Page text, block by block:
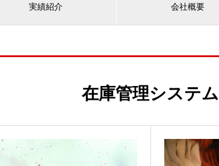
実績紹介 会社概要
在庫管理システム